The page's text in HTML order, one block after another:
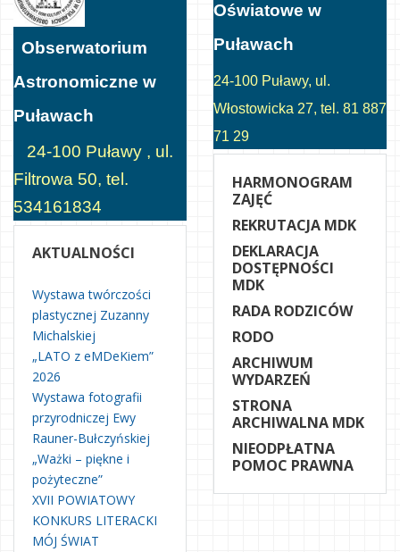
Obserwatorium
Astronomiczne w
Puławach
24-100 Puławy , ul.
Filtrowa 50, tel.
534161834
AKTUALNOŚCI
Wystawa twórczości
plastycznej Zuzanny
Michalskiej
„LATO z eMDeKiem”
2026
Wystawa fotografii
przyrodniczej Ewy
Rauner-Bułczyńskiej
„Ważki – piękne i
pożyteczne”
XVII POWIATOWY
KONKURS LITERACKI
MÓJ ŚWIAT
Oświatowe w
Puławach
24-100 Puławy, ul.
Włostowicka 27, tel. 81 887
71 29
HARMONOGRAM
ZAJĘĆ
REKRUTACJA MDK
DEKLARACJA
DOSTĘPNOŚCI
MDK
RADA RODZICÓW
RODO
ARCHIWUM
WYDARZEŃ
STRONA
ARCHIWALNA MDK
NIEODPŁATNA
POMOC PRAWNA